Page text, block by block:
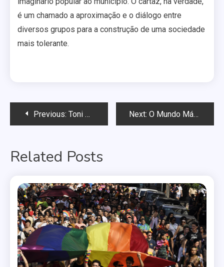
é um chamado a aproximação e o diálogo entre
diversos grupos para a construção de uma sociedade
mais tolerante.
Navegação
Post
Previous: Toni Reis comparece a almoço do Coletivo LGBT do PCdoB em Maringá Next: O Mundo Mágico e colorido por trás da Catedral
Related Posts